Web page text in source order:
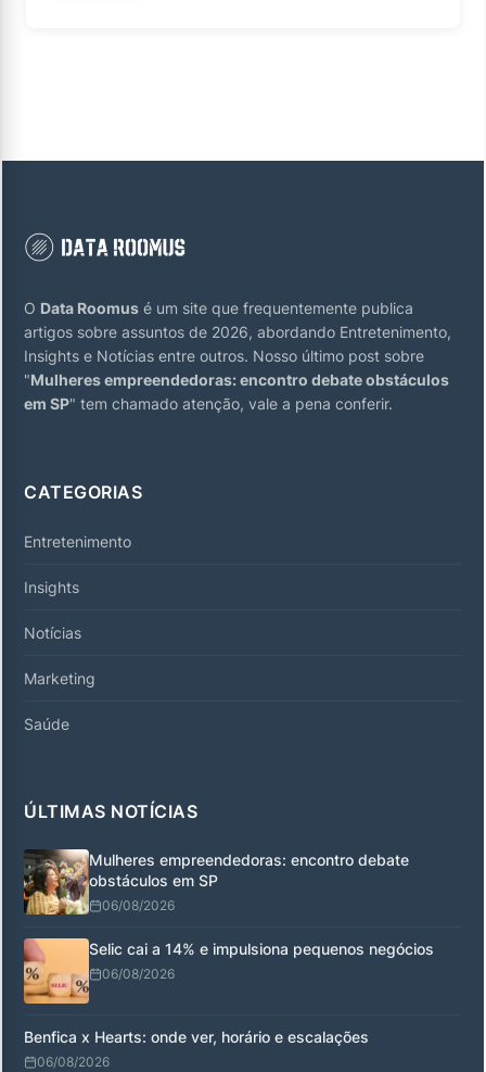
O Data Roomus é um site que frequentemente publica
artigos sobre assuntos de 2026, abordando Entretenimento,
Insights e Notícias entre outros. Nosso último post sobre
"Mulheres empreendedoras: encontro debate obstáculos
em SP" tem chamado atenção, vale a pena conferir.
CATEGORIAS
Entretenimento
Insights
Notícias
Marketing
Saúde
ÚLTIMAS NOTÍCIAS
Mulheres empreendedoras: encontro debate
obstáculos em SP
06/08/2026
Selic cai a 14% e impulsiona pequenos negócios
06/08/2026
Benfica x Hearts: onde ver, horário e escalações
06/08/2026